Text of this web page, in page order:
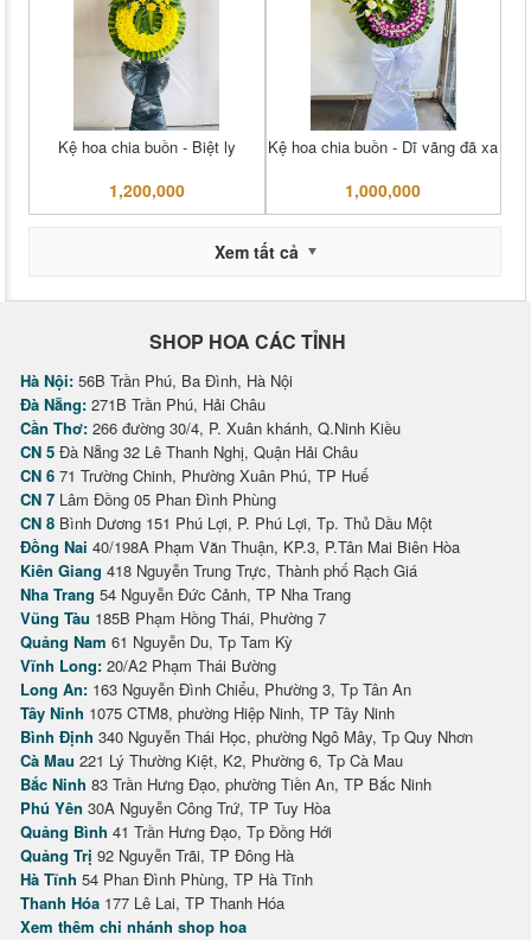
Kệ hoa chia buồn - Biệt ly
1,200,000
Kệ hoa chia buồn - Dĩ vãng đã xa
1,000,000
Xem tất cả
SHOP HOA CÁC TỈNH
Hà Nội: 56B Trần Phú, Ba Đình, Hà Nội
Đà Nẵng: 271B Trần Phú, Hải Châu
Cần Thơ: 266 đường 30/4, P. Xuân khánh, Q.Ninh Kiều
CN 5 Đà Nẵng 32 Lê Thanh Nghị, Quận Hải Châu
CN 6 71 Trường Chinh, Phường Xuân Phú, TP Huế
CN 7 Lâm Đồng 05 Phan Đình Phùng
CN 8 Bình Dương 151 Phú Lợi, P. Phú Lợi, Tp. Thủ Dầu Một
Đồng Nai 40/198A Phạm Văn Thuận, KP.3, P.Tân Mai Biên Hòa
Kiên Giang 418 Nguyễn Trung Trực, Thành phố Rạch Giá
Nha Trang 54 Nguyễn Đức Cảnh, TP Nha Trang
Vũng Tàu 185B Phạm Hồng Thái, Phường 7
Quảng Nam 61 Nguyễn Du, Tp Tam Kỳ
Vĩnh Long: 20/A2 Phạm Thái Bường
Long An: 163 Nguyễn Đình Chiểu, Phường 3, Tp Tân An
Tây Ninh 1075 CTM8, phường Hiệp Ninh, TP Tây Ninh
Bình Định 340 Nguyễn Thái Học, phường Ngô Mây, Tp Quy Nhơn
Cà Mau 221 Lý Thường Kiệt, K2, Phường 6, Tp Cà Mau
Bắc Ninh 83 Trần Hưng Đạo, phường Tiền An, TP Bắc Ninh
Phú Yên 30A Nguyễn Công Trứ, TP Tuy Hòa
Quảng Bình 41 Trần Hưng Đạo, Tp Đồng Hới
Quảng Trị 92 Nguyễn Trãi, TP Đông Hà
Hà Tĩnh 54 Phan Đình Phùng, TP Hà Tĩnh
Thanh Hóa 177 Lê Lai, TP Thanh Hóa
Xem thêm chi nhánh shop hoa